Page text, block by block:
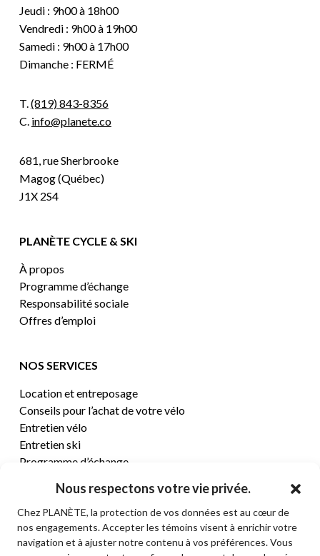
Nous respectons votre vie privée.
Chez PLANÈTE, la protection de vos données est au cœur de
nos engagements. Accepter les témoins visent à enrichir votre
navigation et à ajuster notre contenu à vos préférences. Vous
Jeudi : 9h00 à 18h00
Vendredi : 9h00 à 19h00
Samedi : 9h00 à 17h00
Dimanche : FERMÉ
T.(819) 843-8356
C. info@planete.co
681, rue Sherbrooke
Magog (Québec)
J1X 2S4
PLANÈTE CYCLE & SKI
À propos
Programme d’échange
Responsabilité sociale
Offres d’emploi
NOS SERVICES
Location et entreposage
Conseils pour l’achat de votre vélo
Entretien vélo
Entretien ski
Programme d’échange
CENTRE D’AIDE
Termes et conditions de vente
Retours et remboursements